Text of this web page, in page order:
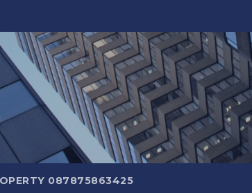
087875863425